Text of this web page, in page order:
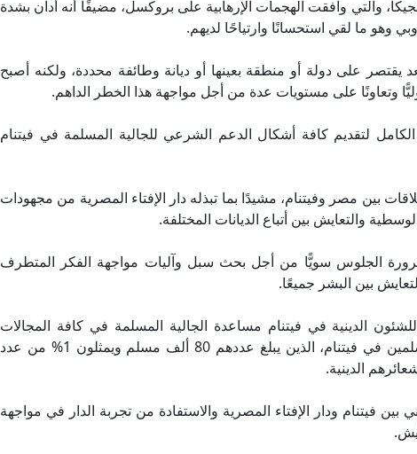
والتي وافقت الهجمات الإرهابية على بروكسل، مضيفًا أنه أدان بشدة
وهو ما لقي استحسانًا وارتياحًا لديهم.
يقتصر على دولة أو منطقة بعينها أو ديانة وطائفة محددة، ولكنه أصبح
وتعاونًا على مستويات عدة من أجل مواجهة هذا الخطر الداهم.
الكامل لتقديم كافة أشكال الدعم الشرعي للجالية المسلمة في فيتنام
بين مصر وفيتنام، مشيدًا بما تبذله دار الإفتاء المصرية من مجهودات
والتعايش بين أتباع الديانات المختلفة.
الجلوس سويًّا من أجل بحث سبل وآليات مواجهة الفكر المتطرف
بين البشر جميعًا.
الدينية في فيتنام مساعدة الجالية المسلمة في كافة المجالات
وتيسير الدعم لهم، مشيرين إلى أن المسلمين في فيتنام، الذين يبلغ عددهم 80 ألف مسلم ويمثلون 1% من عدد
الدينية.
بين فيتنام ودار الإفتاء المصرية والاستفادة من تجربة الدار في مواجهة